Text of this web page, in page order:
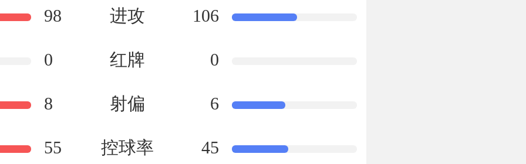
98 进攻 106
0 红牌 0
8 射偏 6
55 控球率 45